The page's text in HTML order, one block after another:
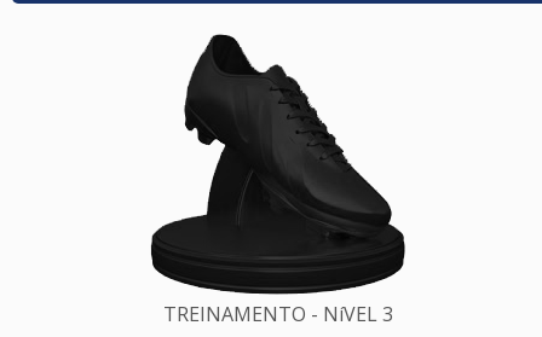
TREINAMENTO - NíVEL 3